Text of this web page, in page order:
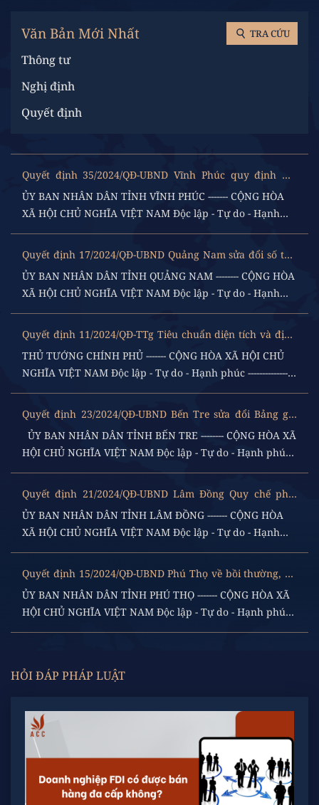
Văn Bản Mới Nhất TRA CỨU
Thông tư
Nghị định
Quyết định
Quyết định 35/2024/QĐ-UBND Vĩnh Phúc quy định nội
dung về công tác thi đua, khen thưởng
ỦY BAN NHÂN DÂN TỈNH VĨNH PHÚC ------- CỘNG HÒA
XÃ HỘI CHỦ NGHĨA VIỆT NAM Độc lập - Tự do - Hạnh
phúc --------------- ...
Quyết định 17/2024/QĐ-UBND Quảng Nam sửa đổi số thứ
tự 66 Phụ lục I về đơn giá bồi thường, hỗ trợ đối với cây
trồng, vật nuôi là thủy sản khi Nhà nước thu hồi đất
ỦY BAN NHÂN DÂN TỈNH QUẢNG NAM -------- CỘNG HÒA
XÃ HỘI CHỦ NGHĨA VIỆT NAM Độc lập - Tự do - Hạnh
phúc --------------- ...
Quyết định 11/2024/QĐ-TTg Tiêu chuẩn diện tích và định
mức trang thiết bị nội thất nhà ở công vụ
THỦ TƯỚNG CHÍNH PHỦ ------- CỘNG HÒA XÃ HỘI CHỦ
NGHĨA VIỆT NAM Độc lập - Tự do - Hạnh phúc ---------------
Số: ...
Quyết định 23/2024/QĐ-UBND Bến Tre sửa đổi Bảng giá
đất 2020-2024
ỦY BAN NHÂN DÂN TỈNH BẾN TRE -------- CỘNG HÒA XÃ
HỘI CHỦ NGHĨA VIỆT NAM Độc lập - Tự do - Hạnh phúc -
-------------- ...
Quyết định 21/2024/QĐ-UBND Lâm Đồng Quy chế phối
hợp giữa Ban Quản lý các KCN và các cơ quan liên quan
trong thực hiện quản lý nhà nước
ỦY BAN NHÂN DÂN TỈNH LÂM ĐỒNG ------- CỘNG HÒA
XÃ HỘI CHỦ NGHĨA VIỆT NAM Độc lập - Tự do - Hạnh
phúc --------------- Số: ...
Quyết định 15/2024/QĐ-UBND Phú Thọ về bồi thường, hỗ
trợ, tái định cư khi Nhà nước thu hồi đất
ỦY BAN NHÂN DÂN TỈNH PHÚ THỌ ------- CỘNG HÒA XÃ
HỘI CHỦ NGHĨA VIỆT NAM Độc lập - Tự do - Hạnh phúc -
-------------- Số: ...
HỎI ĐÁP PHÁP LUẬT